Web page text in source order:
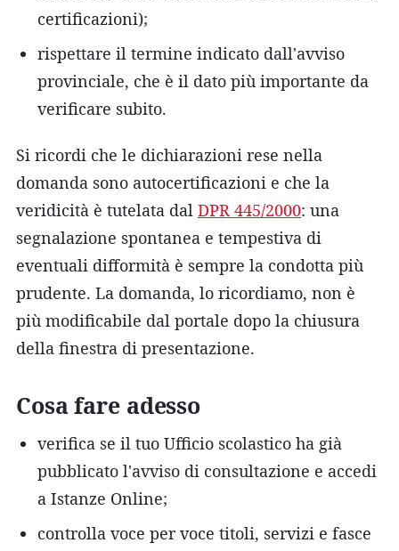
certificazioni);
rispettare il termine indicato dall'avviso
provinciale, che è il dato più importante da
verificare subito.
Si ricordi che le dichiarazioni rese nella
domanda sono autocertificazioni e che la
veridicità è tutelata dal DPR 445/2000: una
segnalazione spontanea e tempestiva di
eventuali difformità è sempre la condotta più
prudente. La domanda, lo ricordiamo, non è
più modificabile dal portale dopo la chiusura
della finestra di presentazione.
Cosa fare adesso
verifica se il tuo Ufficio scolastico ha già
pubblicato l'avviso di consultazione e accedi
a Istanze Online;
controlla voce per voce titoli, servizi e fasce